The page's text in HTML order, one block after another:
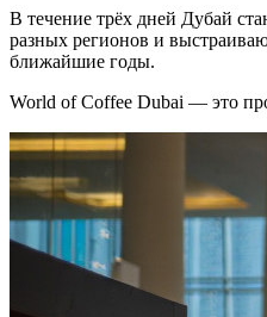
В течение трёх дней Дубай
разных регионов и
ближайшие годы.
World of Coffee Dubai — это